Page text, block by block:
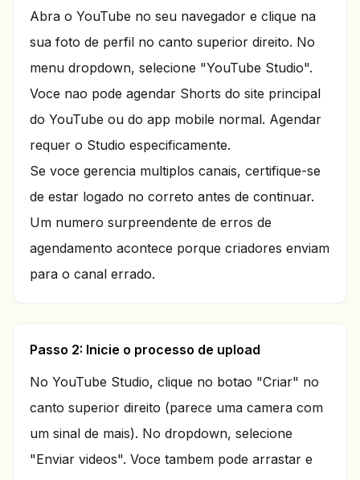
Abra o YouTube no seu navegador e clique na
sua foto de perfil no canto superior direito. No
menu dropdown, selecione "YouTube Studio".
Voce nao pode agendar Shorts do site principal
do YouTube ou do app mobile normal. Agendar
requer o Studio especificamente.
Se voce gerencia multiplos canais, certifique-se
de estar logado no correto antes de continuar.
Um numero surpreendente de erros de
agendamento acontece porque criadores enviam
para o canal errado.
Passo 2: Inicie o processo de upload
No YouTube Studio, clique no botao "Criar" no
canto superior direito (parece uma camera com
um sinal de mais). No dropdown, selecione
"Enviar videos". Voce tambem pode arrastar e